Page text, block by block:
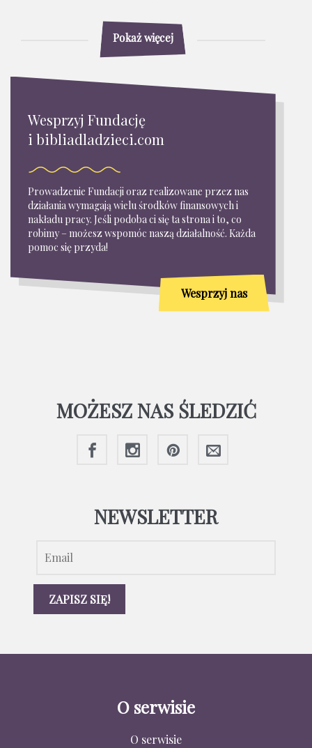
Pokaż więcej
Wesprzyj Fundację
i bibliadladzieci.com
Prowadzenie Fundacji oraz realizowane przez nas
działania wymagają wielu środków finansowych i
nakładu pracy. Jeśli podoba ci się ta strona i to, co
robimy – możesz wspomóc naszą działalność. Każda
pomoc się przyda!
Wesprzyj nas
MOŻESZ NAS ŚLEDZIĆ
NEWSLETTER
O serwisie
O serwisie